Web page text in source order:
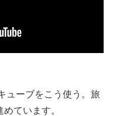
ューブをこう使う。旅
ています。